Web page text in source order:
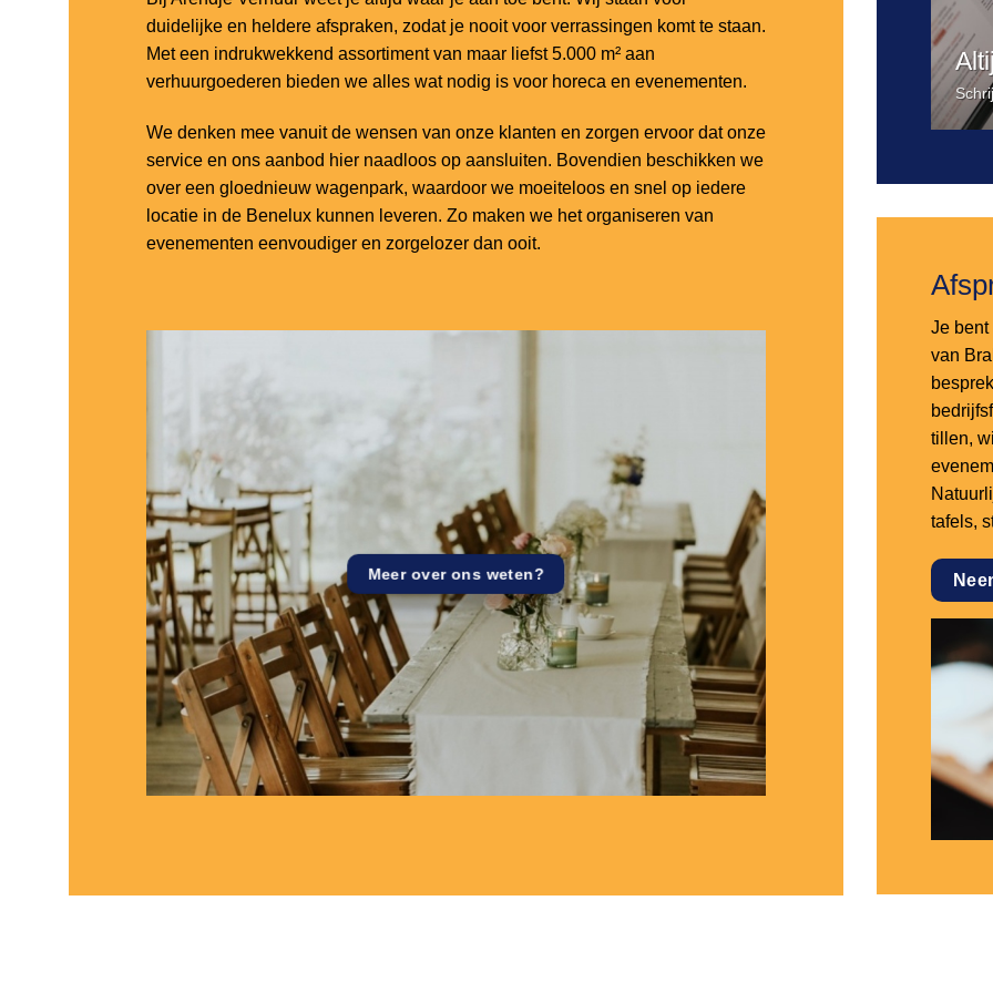
duidelijke en heldere afspraken, zodat je nooit voor verrassingen komt te staan.
Met een indrukwekkend assortiment van maar liefst 5.000 m² aan
verhuurgoederen bieden we alles wat nodig is voor horeca en evenementen.
We denken mee vanuit de wensen van onze klanten en zorgen ervoor dat onze
service en ons aanbod hier naadloos op aansluiten. Bovendien beschikken we
over een gloednieuw wagenpark, waardoor we moeiteloos en snel op iedere
locatie in de Benelux kunnen leveren. Zo maken we het organiseren van
evenementen eenvoudiger en zorgelozer dan ooit.
Meer over ons weten?
Je
van
tillen,
tafels,